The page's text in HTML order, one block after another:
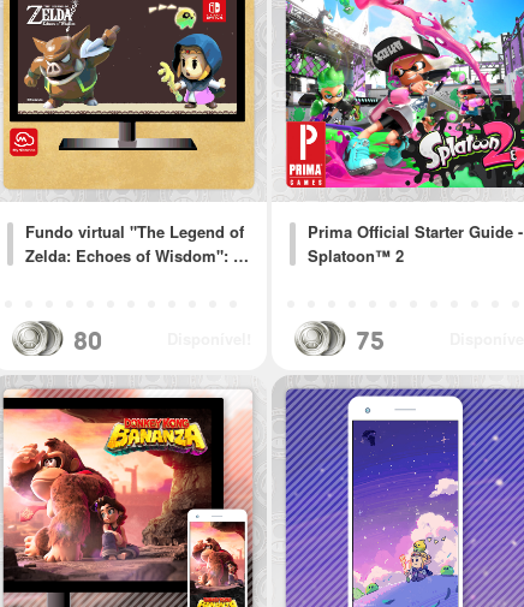
Fundo virtual "The Legend of
Zelda: Echoes of Wisdom": …
80
Prima Official Starter Guide -
Splatoon™ 2
75